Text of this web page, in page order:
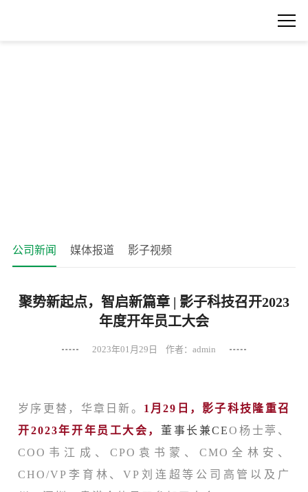
公司新闻 媒体报道 影子视频
聚势新起点，智启新篇章 | 影子科技召开2023
年度开年员工大会
2023年01月29日 作者：admin
岁序更替，华章日新。 1月29日，影子科技隆重召
开2023年开年员工大会， 董事长兼CEO杨士葶、
COO韦江成、CPO袁书蒙、CMO全林安、
CHO/VP李育林、VP刘连超等公司高管以及广